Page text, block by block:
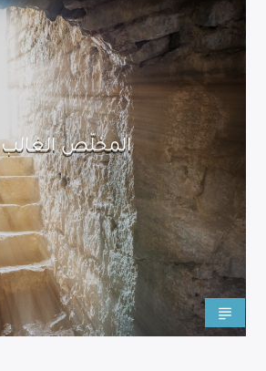
المخلّص الغالب